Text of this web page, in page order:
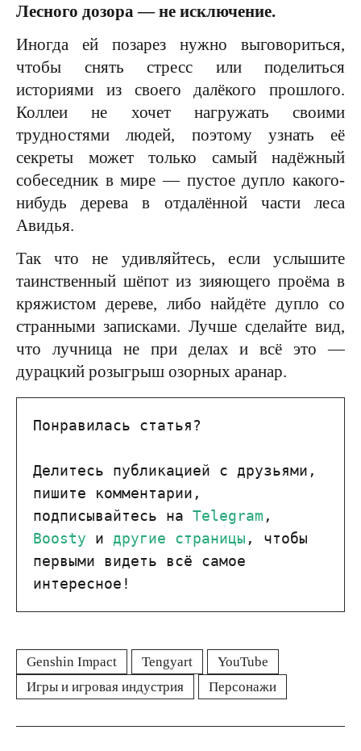
Лесного дозора — не исключение.
Иногда ей позарез нужно выговориться,
чтобы снять стресс или поделиться
историями из своего далёкого прошлого.
Коллеи не хочет нагружать своими
трудностями людей, поэтому узнать её
секреты может только самый надёжный
собеседник в мире — пустое дупло какого-
нибудь дерева в отдалённой части леса
Авидья.
Так что не удивляйтесь, если услышите
таинственный шёпот из зияющего проёма в
кряжистом дереве, либо найдёте дупло со
странными записками. Лучше сделайте вид,
что лучница не при делах и всё это —
дурацкий розыгрыш озорных аранар.
Понравилась статья?
Делитесь публикацией с друзьями,
пишите комментарии,
подписывайтесь на Telegram
Boosty и другие страницы , чтобы
первыми видеть всё самое
интересное!
Genshin Impact Tengyart
YouTube
Игры и игровая индустрия
Персонажи